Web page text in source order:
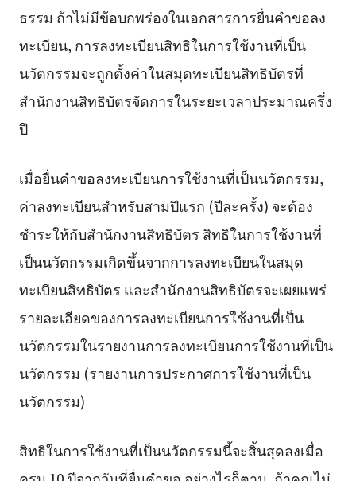
ธรรม ถ้าไม่มีข้อบกพร่องในเอกสารการยื่นคำขอลง
ทะเบียน, การลงทะเบียนสิทธิในการใช้งานที่เป็น
นวัตกรรมจะถูกตั้งค่าในสมุดทะเบียนสิทธิบัตรที่
สำนักงานสิทธิบัตรจัดการในระยะเวลาประมาณครึ่ง
ปี
เมื่อยื่นคำขอลงทะเบียนการใช้งานที่เป็นนวัตกรรม,
ค่าลงทะเบียนสำหรับสามปีแรก (ปีละครั้ง) จะต้อง
ชำระให้กับสำนักงานสิทธิบัตร สิทธิในการใช้งานที่
เป็นนวัตกรรมเกิดขึ้นจากการลงทะเบียนในสมุด
ทะเบียนสิทธิบัตร และสำนักงานสิทธิบัตรจะเผยแพร่
รายละเอียดของการลงทะเบียนการใช้งานที่เป็น
นวัตกรรมในรายงานการลงทะเบียนการใช้งานที่เป็น
นวัตกรรม (รายงานการประกาศการใช้งานที่เป็น
นวัตกรรม)
สิทธิในการใช้งานที่เป็นนวัตกรรมนี้จะสิ้นสุดลงเมื่อ